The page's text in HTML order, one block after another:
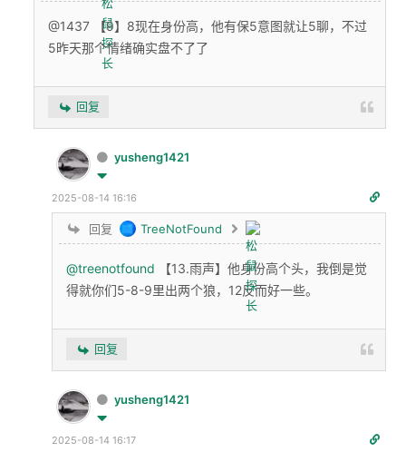
@1437 【9】8现在身份高，他有保5意图就让5聊，不过
5昨天那个情绪确实盘不了了
回复
yusheng1421
2025-08-14 16:16
回复 TreeNotFound
@treenotfound 【13.雨声】他身份高个头，我倒是觉
得就你们5-8-9里出两个狼，12反而好一些。
回复
yusheng1421
2025-08-14 16:17